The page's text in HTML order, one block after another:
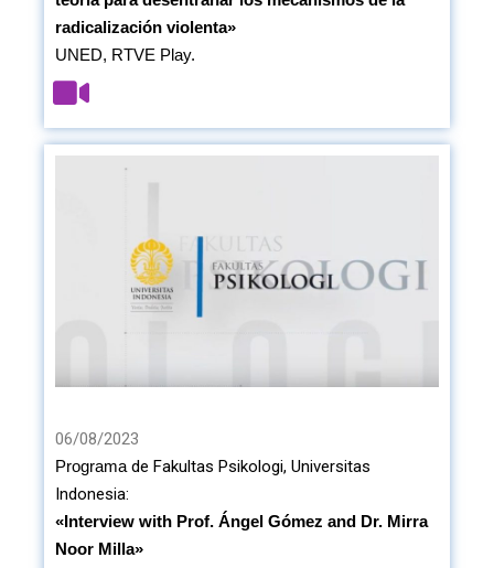
radicalización violenta»
UNED, RTVE Play.
06/08/2023
Programa de Fakultas Psikologi, Universitas
Indonesia:
«Interview with Prof. Ángel Gómez and Dr. Mirra
Noor Milla»